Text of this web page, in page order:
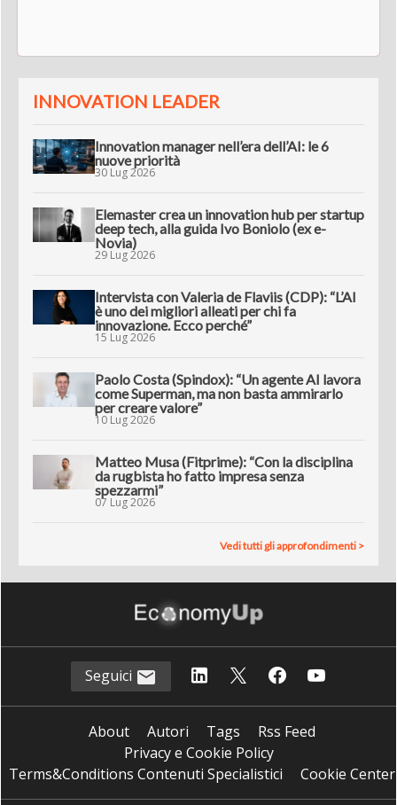
INNOVATION LEADER
Innovation manager nell’era dell’AI: le 6
nuove priorità
30 Lug 2026
Elemaster crea un innovation hub per startup
deep tech, alla guida Ivo Boniolo (ex e-
Novia)
29 Lug 2026
Intervista con Valeria de Flaviis (CDP): “L’AI
è uno dei migliori alleati per chi fa
innovazione. Ecco perché”
15 Lug 2026
Paolo Costa (Spindox): “Un agente AI lavora
come Superman, ma non basta ammirarlo
per creare valore”
10 Lug 2026
Matteo Musa (Fitprime): “Con la disciplina
da rugbista ho fatto impresa senza
spezzarmi”
07 Lug 2026
Vedi tutti gli approfondimenti >
Seguici
About Autori Tags
Rss Feed
Privacy e Cookie Policy
Terms&Conditions Contenuti Specialistici
Cookie Center